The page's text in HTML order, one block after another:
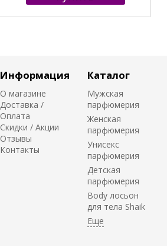
Информация
О магазине
Доставка /
Оплата
Скидки / Акции
Отзывы
Контакты
Каталог
Мужская
парфюмерия
Женская
парфюмерия
Унисекс
парфюмерия
Детская
парфюмерия
Body лосьон
для тела Shaik